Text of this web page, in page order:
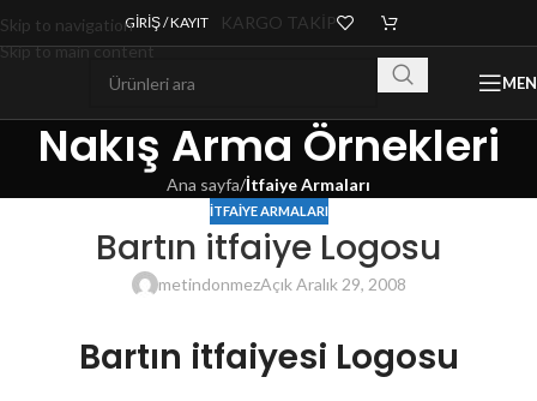
Skip to navigation
Skip to main content
GIRIŞ / KAYIT KARGO TAKİP
Nakış Arma Örnekleri
Ana sayfa/İtfaiye Armaları
İTFAIYE ARMALARI
Bartın itfaiye Logosu
metindonmezAçık Aralık 29, 2008
Bartın itfaiyesi Logosu